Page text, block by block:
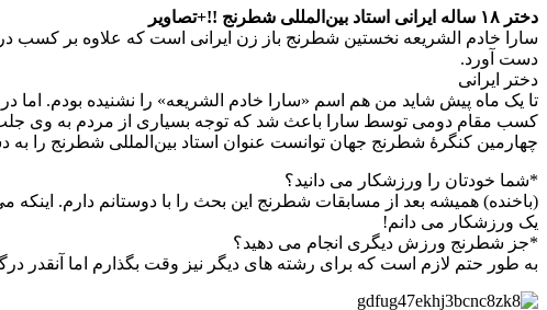
دختر ۱۸ ساله ایرانی استاد بین‌المللی شطرنج !!+تصاویر
دست آورد.
دختر ایرانی
تا یک ماه پیش شاید من هم اسم «سارا خادم الشریعه» را نشنیده بودم. اما
چهارمین کنگرهٔ شطرنج جهان توانست عنوان استاد بین‌المللی شطرنج را
*شما خودتان را ورزشکار می دانید؟
(باخنده) همیشه بعد از مسابقات شطرنج این بحث را با دوستانم دارم.
یک ورزشکار می دانم!
*جز شطرنج ورزش دیگری انجام می دهید؟
به طور حتم لازم است که برای رشته های دیگر نیز وقت بگذارم اما آنقدر